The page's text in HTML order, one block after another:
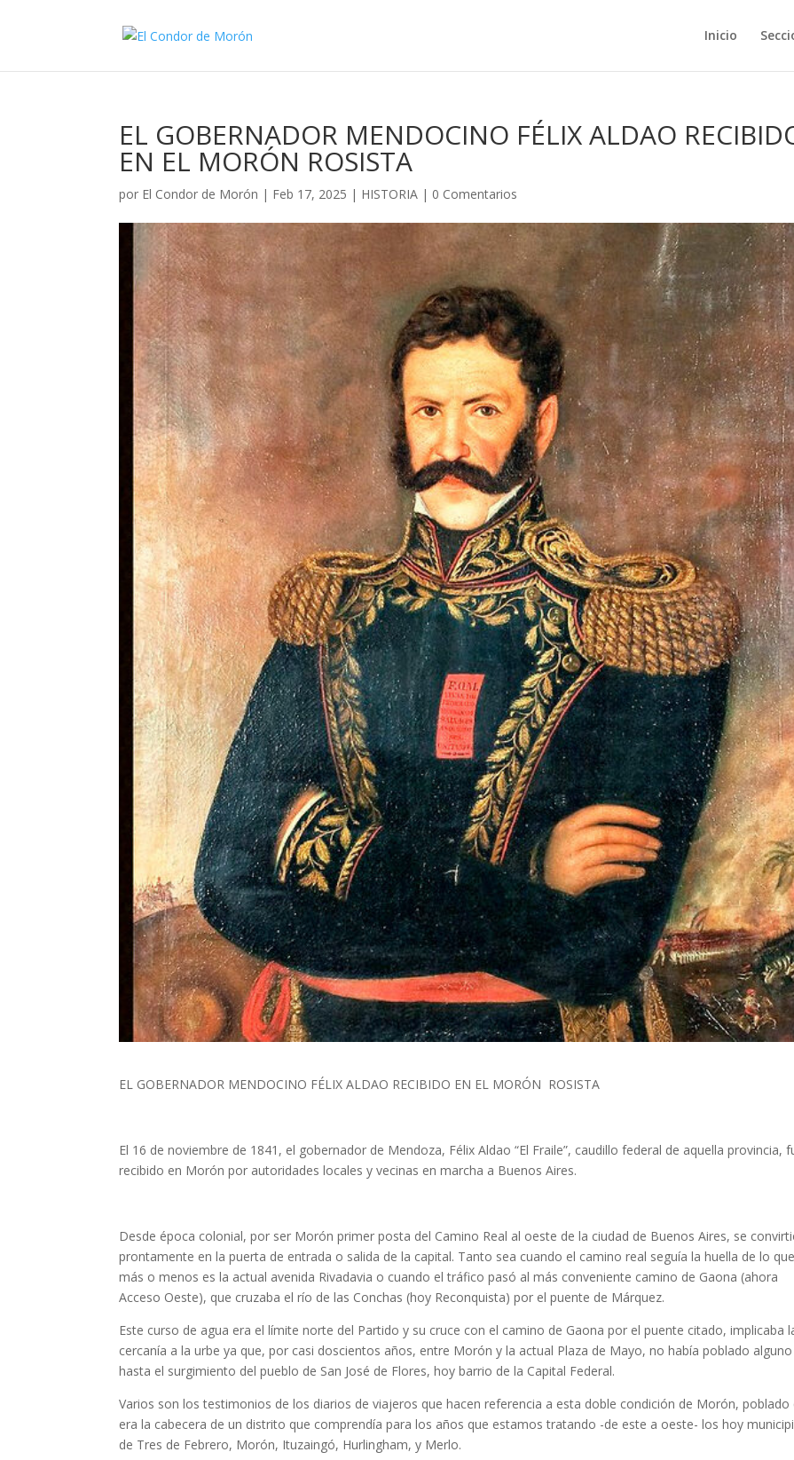
Inicio
EL GOBERNADOR MENDOCINO FÉLIX ALDAO
EN EL MORÓN ROSISTA
por El Condor de Morón | Feb 17, 2025 | HISTORIA | 0 Comentarios
EL GOBERNADOR MENDOCINO FÉLIX ALDAO RECIBIDO EN EL MORÓN ROSISTA
El 16 de noviembre de 1841, el gobernador de Mendoza, Félix Aldao “El Fraile”, caudillo federal de aquella provincia,
recibido en Morón por autoridades locales y vecinas en marcha a Buenos Aires.
Desde época colonial, por ser Morón primer posta del Camino Real al oeste de la ciudad de Buenos Aires, se
prontamente en la puerta de entrada o salida de la capital. Tanto sea cuando el camino real seguía la huella de lo que
más o menos es la actual avenida Rivadavia o cuando el tráfico pasó al más conveniente camino de Gaona (ahora
Acceso Oeste), que cruzaba el río de las Conchas (hoy Reconquista) por el puente de Márquez.
Este curso de agua era el límite norte del Partido y su cruce con el camino de Gaona por el puente citado, implicaba
cercanía a la urbe ya que, por casi doscientos años, entre Morón y la actual Plaza de Mayo, no había poblado alguno
hasta el surgimiento del pueblo de San José de Flores, hoy barrio de la Capital Federal.
Varios son los testimonios de los diarios de viajeros que hacen referencia a esta doble condición de Morón, poblado
era la cabecera de un distrito que comprendía para los años que estamos tratando -de este a oeste- los hoy
de Tres de Febrero, Morón, Ituzaingó, Hurlingham, y Merlo.